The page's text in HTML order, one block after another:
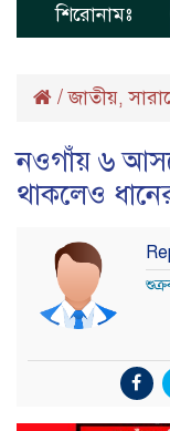
শিরোনামঃজুলাই
/জাতীয়,
নওগাঁয় ৬
থাকলেও